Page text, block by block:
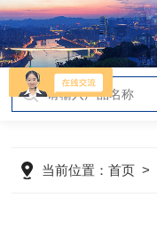
当前位置：首页 >